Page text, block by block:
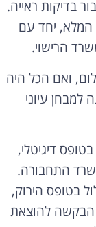
המלא, יחד עם
הרישוי.
ואם הכל היה
עיוני
התחבורה.
בטופס הירוק,
הבקשה להוצאת
לצאת מהבית.